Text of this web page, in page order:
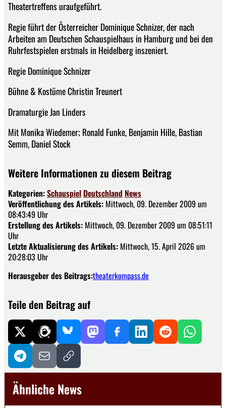
Theatertreffens uraufgeführt.
Regie führt der Österreicher Dominique Schnizer, der nach
Arbeiten am Deutschen Schauspielhaus in Hamburg und bei den
Ruhrfestspielen erstmals in Heidelberg inszeniert.
Regie Dominique Schnizer
Bühne & Kostüme Christin Treunert
Dramaturgie Jan Linders
Mit Monika Wiedemer; Ronald Funke, Benjamin Hille, Bastian
Semm, Daniel Stock
Weitere Informationen zu diesem Beitrag
Kategorien:Schauspiel Deutschland News
Veröffentlichung des Artikels: Mittwoch, 09. Dezember 2009 um
08:43:49 Uhr
Erstellung des Artikels: Mittwoch, 09. Dezember 2009 um 08:51:11
Uhr
Letzte Aktualisierung des Artikels: Mittwoch, 15. April 2026 um
20:28:03 Uhr
Herausgeber des Beitrags:theaterkompass.de
Teile den Beitrag auf
Ähnliche News